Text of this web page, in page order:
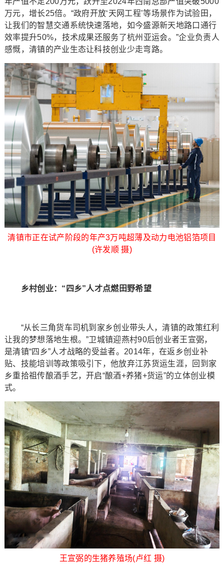
万元，增长25倍。“政府开放‘天网工程’等场景作为试验田，
让我们的智慧交通系统快速落地，如今盛源新天地路口通行
效率提升50%，技术成果还服务了杭州亚运会。”企业负责人
感慨，清镇的产业生态让科技创业少走弯路。​
清镇市正在试产阶段的年产3万吨超薄及动力电池铝箔项目
(许发顺 摄)
​​​​​乡村创业：“四乡”人才点燃田野希望
“从长三角货车司机到家乡创业带头人，清镇的政策红利
让我的梦想落地生根。”卫城镇迎燕村90后创业者王宣弼，
是清镇“四乡”人才战略的受益者。2014年，在返乡创业补
贴、技能培训等政策吸引下，他放弃江苏货运生涯，回到家
乡重拾祖传酿酒手艺，开启“酿酒+养猪+货运”的立体创业模
式。
王宣弼的生猪养殖场(卢红 摄)